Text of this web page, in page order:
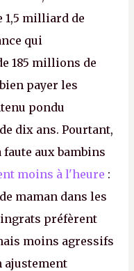
1,5 milliard de
qui
185 millions de
payer les
pondu
dix ans. Pourtant,
aux bambins
moins à l'heure :
maman dans les
ingrats préfèrent
moins agressifs
ajustement